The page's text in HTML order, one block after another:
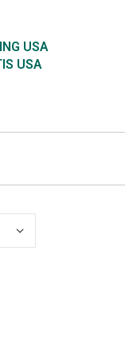
USA
USA